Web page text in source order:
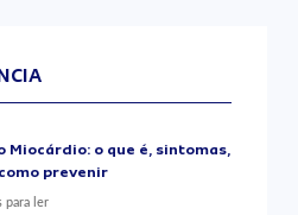
Miocárdio: o que é, sintomas,
prevenir
para ler